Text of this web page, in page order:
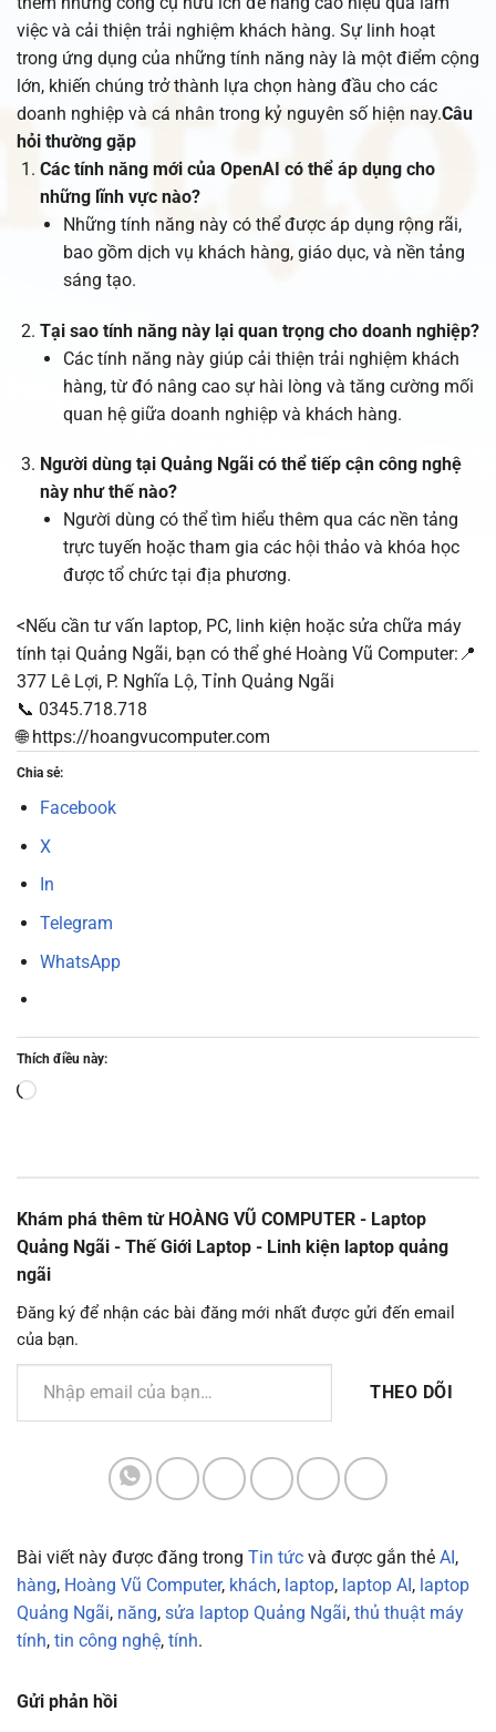
việc và cải thiện trải nghiệm khách hàng. Sự linh hoạt
trong ứng dụng của những tính năng này là một điểm cộng
lớn, khiến chúng trở thành lựa chọn hàng đầu cho các
doanh nghiệp và cá nhân trong kỷ nguyên số hiện nay.Câu
hỏi thường gặp
Các tính năng mới của OpenAI có thể áp dụng cho
những lĩnh vực nào?
Những tính năng này có thể được áp dụng rộng rãi,
bao gồm dịch vụ khách hàng, giáo dục, và nền tảng
sáng tạo.
Tại sao tính năng này lại quan trọng cho doanh nghiệp?
Các tính năng này giúp cải thiện trải nghiệm khách
hàng, từ đó nâng cao sự hài lòng và tăng cường mối
quan hệ giữa doanh nghiệp và khách hàng.
Người dùng tại Quảng Ngãi có thể tiếp cận công nghệ
này như thế nào?
Người dùng có thể tìm hiểu thêm qua các nền tảng
trực tuyến hoặc tham gia các hội thảo và khóa học
được tổ chức tại địa phương.
<Nếu cần tư vấn laptop, PC, linh kiện hoặc sửa chữa máy
tính tại Quảng Ngãi, bạn có thể ghé Hoàng Vũ Computer:📍
377 Lê Lợi, P. Nghĩa Lộ, Tỉnh Quảng Ngãi
📞 0345.718.718
🌐 https://hoangvucomputer.com
Chia sẻ:
Facebook
X
In
Telegram
WhatsApp
Thích điều này:
Đang
Khám phá thêm từ HOÀNG VŨ COMPUTER - Laptop
Quảng Ngãi - Thế Giới Laptop - Linh kiện laptop quảng
ngãi
Đăng ký để nhận các bài đăng mới nhất được gửi đến email
của bạn.
Nhập email của bạn…
THEO DÕI
Bài viết này được đăng trong Tin tức và được gắn thẻ AI ,
hàng, Hoàng Vũ Computer, khách, laptop, laptop AI , laptop
Quảng Ngãi, năng, sửa laptop Quảng Ngãi, thủ thuật máy
tính, tin công nghệ, tính.
Gửi phản hồi